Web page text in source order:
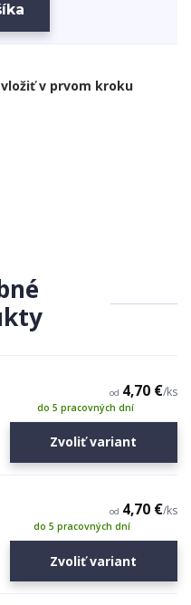
od 4,70 €/ks
do 5 pracovných dní
Zvoliť variant
od 4,70 €/ks
do 5 pracovných dní
Zvoliť variant